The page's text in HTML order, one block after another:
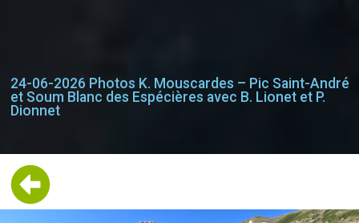
24-06-2026 Photos K. Mouscardes – Pic Saint-André
et Soum Blanc des Espécières avec B. Lionet et P.
Dionnet